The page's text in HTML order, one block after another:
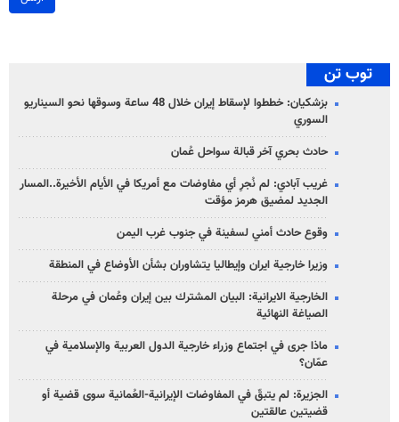
توب تن
بزشكيان: خططوا لإسقاط إيران خلال 48 ساعة وسوقها نحو السيناريو
السوري
حادث بحري آخر قبالة سواحل عُمان
غريب آبادي: لم نُجرِ أي مفاوضات مع أمريكا في الأيام الأخيرة..المسار
الجديد لمضيق هرمز مؤقت
وقوع حادث أمني لسفينة في جنوب غرب اليمن
وزيرا خارجية ايران وإيطاليا يتشاوران بشأن الأوضاع في المنطقة
الخارجية الايرانية: البيان المشترك بين إيران وعُمان في مرحلة
الصياغة النهائية
ماذا جرى في اجتماع وزراء خارجية الدول العربية والإسلامية في
عمّان؟
الجزيرة: لم يتبقّ في المفاوضات الإيرانية-العُمانية سوى قضية أو
قضيتين عالقتين